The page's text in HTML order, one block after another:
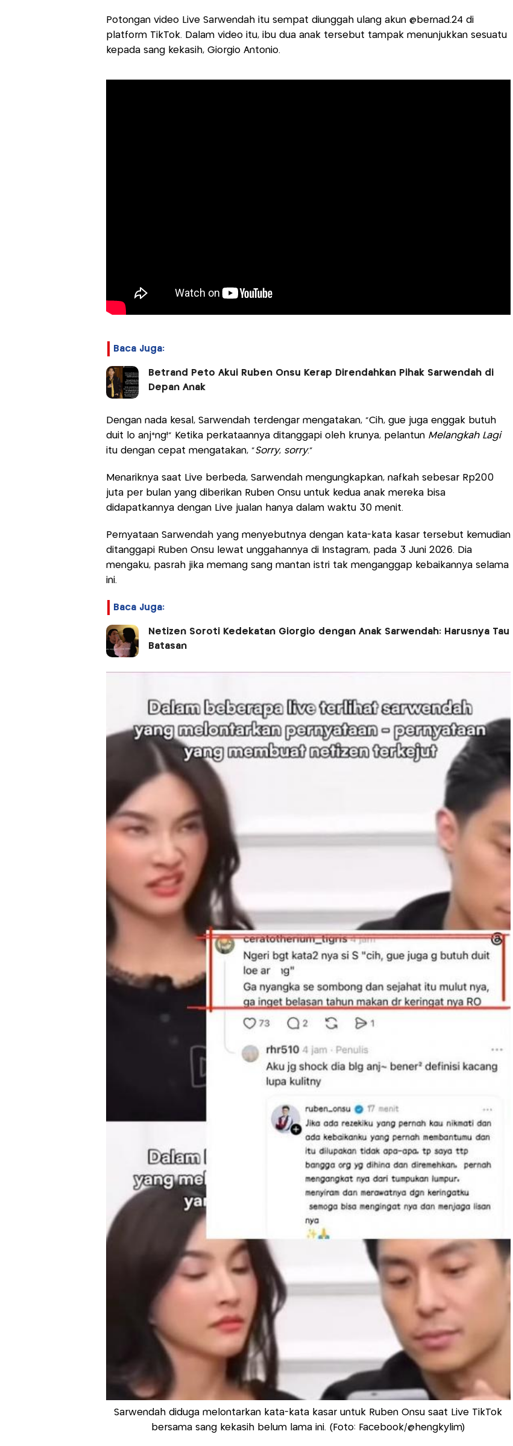
Potongan video Live Sarwendah itu sempat diunggah ulang akun @bernad.24 di
platform TikTok. Dalam video itu, ibu dua anak tersebut tampak menunjukkan sesuatu
kepada sang kekasih, Giorgio Antonio.
Baca Juga:
Betrand Peto Akui Ruben Onsu Kerap Direndahkan Pihak Sarwendah di
Depan Anak
Dengan nada kesal, Sarwendah terdengar mengatakan, “Cih, gue juga enggak butuh
duit lo anj*ng!” Ketika perkataannya ditanggapi oleh krunya, pelantun Melangkah Lagi
itu dengan cepat mengatakan, “Sorry, sorry."
Menariknya saat Live berbeda, Sarwendah mengungkapkan, nafkah sebesar Rp200
juta per bulan yang diberikan Ruben Onsu untuk kedua anak mereka bisa
didapatkannya dengan Live jualan hanya dalam waktu 30 menit.
Pernyataan Sarwendah yang menyebutnya dengan kata-kata kasar tersebut kemudian
ditanggapi Ruben Onsu lewat unggahannya di Instagram, pada 3 Juni 2026. Dia
mengaku, pasrah jika memang sang mantan istri tak menganggap kebaikannya selama
ini.
Baca Juga:
Netizen Soroti Kedekatan Giorgio dengan Anak Sarwendah: Harusnya Tau
Batasan
Sarwendah diduga melontarkan kata-kata kasar untuk Ruben Onsu saat Live TikTok
bersama sang kekasih belum lama ini. (Foto: Facebook/@hengkylim)